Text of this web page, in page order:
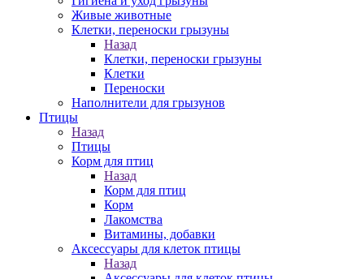
Живые животные
Клетки, переноски грызуны
Назад
Клетки, переноски грызуны
Клетки
Переноски
Наполнители для грызунов
Птицы
Назад
Птицы
Корм для птиц
Назад
Корм для птиц
Корм
Лакомства
Витамины, добавки
Аксессуары для клеток птицы
Назад